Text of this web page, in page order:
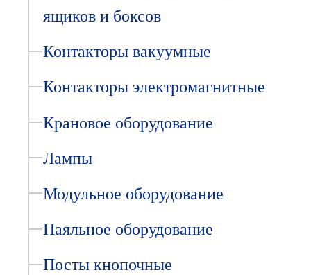
ящиков и боксов
Контакторы вакуумные
Контакторы электромагнитные
Крановое оборудование
Лампы
Модульное оборудование
Паяльное оборудование
Посты кнопочные